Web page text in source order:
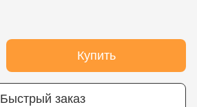
Купить
Быстрый заказ